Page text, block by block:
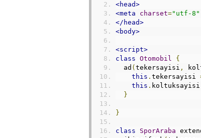
<head>
<meta
charset="utf-8"
</head>
<body>
<script>
class Otomobil
{
  ad
( tekersayisi ,
this . tekersayisi
this . koltuksayisi
}
}
class SporAraba